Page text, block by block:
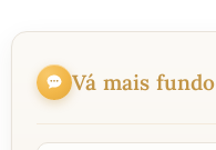
Vá mais fundo